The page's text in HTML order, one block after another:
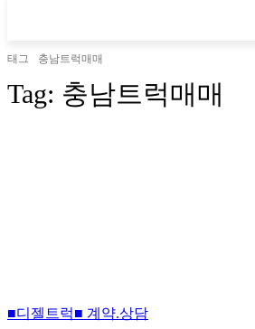
태그 충남트럭매매
Tag: 충남트럭매매
■디젤트럭■ 계약.상담